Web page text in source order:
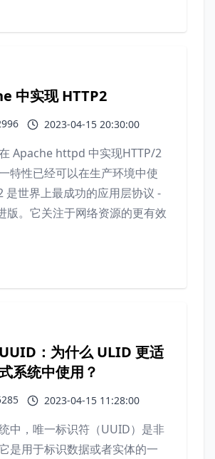
中实现 HTTP2
2023-04-15 20:30:00
Apache httpd 中实现HTTP/2
特性已经可以在生产环境中使
是世界上最成功的应用层协议 -
版。它关注于网络资源的更有效
：为什么 ULID 更适
系统中使用？
2023-04-15 11:28:00
中，唯一标识符（UUID）是非
是用于标识数据或者实体的一